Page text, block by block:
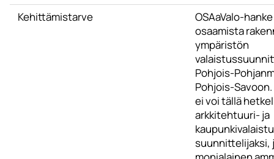
Kehittämistarve
OSAaValo-
osaamista
ympäristön
Pohjois-
Pohjois-
ei voi tällä
arkkitehtuuri- ja
suunnittelijaksi,